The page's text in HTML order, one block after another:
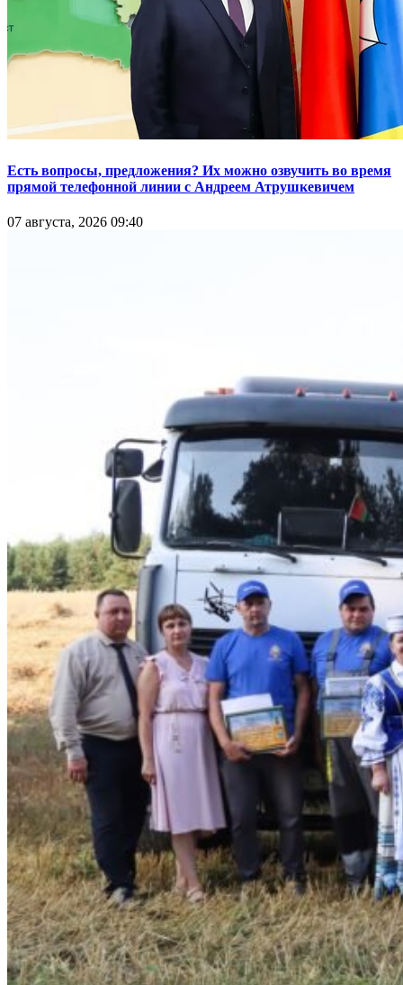
Есть вопросы, предложения? Их можно озвучить во время
прямой телефонной линии с Андреем Атрушкевичем
07 августа, 2026 09:40